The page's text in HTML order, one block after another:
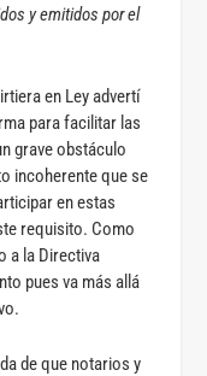
y emitidos por el
en Ley advertí
para facilitar las
grave obstáculo
incoherente que se
en estas
requisito. Como
a la Directiva
pues va más allá
de que notarios y